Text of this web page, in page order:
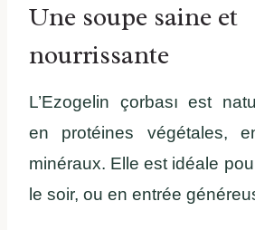
Une soupe saine et
nourrissante
L’Ezogelin çorbası est
en protéines végétales,
minéraux. Elle est idéale
le soir, ou en entrée